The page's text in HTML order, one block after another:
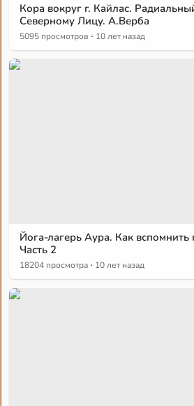
Кора вокруг г. Кайлас.
Северному Лицу. А.Верба
5095 просмотров · 10 лет назад
Йога-лагерь Аура. Как
Часть 2
18204 просмотра · 10 лет назад